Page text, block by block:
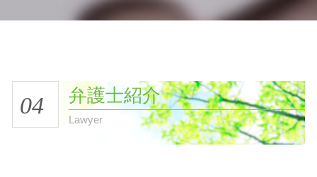
04 弁護士紹介
Lawyer